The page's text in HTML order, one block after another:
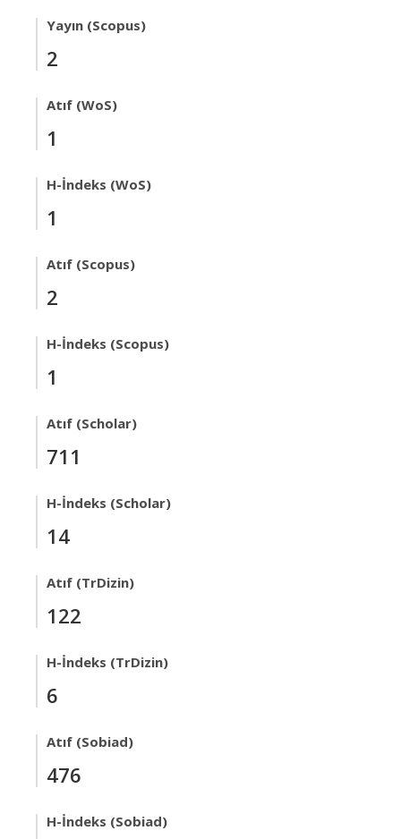
Yayın (Scopus)
2
Atıf (WoS)
1
H-İndeks (WoS)
1
Atıf (Scopus)
2
H-İndeks (Scopus)
1
Atıf (Scholar)
711
H-İndeks (Scholar)
14
Atıf (TrDizin)
122
H-İndeks (TrDizin)
6
Atıf (Sobiad)
476
H-İndeks (Sobiad)